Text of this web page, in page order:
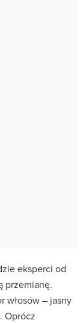
eksperci od
przemianę.
włosów – jasny
Oprócz